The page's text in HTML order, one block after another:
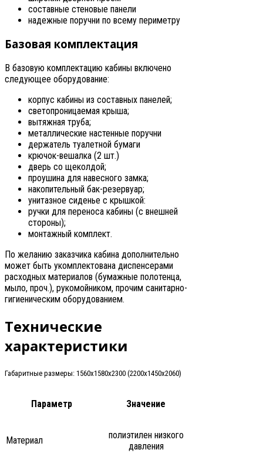
составные стеновые панели
надежные поручни по всему периметру
Базовая комплектация
В базовую комплектацию кабины включено
следующее оборудование:
корпус кабины из составных панелей;
светопроницаемая крыша;
вытяжная труба;
металлические настенные поручни
держатель туалетной бумаги
крючок-вешалка (2 шт.)
дверь со щеколдой;
проушина для навесного замка;
накопительный бак-резервуар;
унитазное сиденье с крышкой:
ручки для переноса кабины (с внешней
стороны);
монтажный комплект.
По желанию заказчика кабина дополнительно
может быть укомплектована диспенсерами
расходных материалов (бумажные полотенца,
мыло, проч.), рукомойником, прочим санитарно-
гигиеническим оборудованием.
Технические
характеристики
Габаритные размеры: 1560х1580х2300 (2200х1450х2060)
Параметр Значение
Материал
полиэтилен низкого
давления